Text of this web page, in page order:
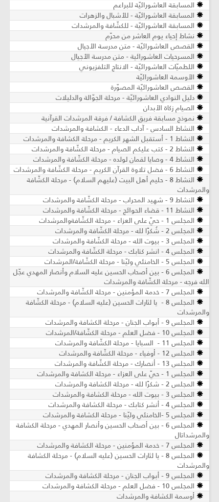
المسابقة العاشورائيّة للبراعم
المسابقة العاشورائيّة - للأشبال والزهرات
المسابقة العاشورائيّة - للكشّافة والمرشدات
نشاط إحياء يوم العاشر من محرّم
القصص العاشورائيّة - متن مدرسة الأجيال
المسرحيات العاشورائية - متن مدرسة الأجيال
اللطميّات العاشورائيّة - الانتاج التلفزيوني
الأوسمة العاشورائيّة
القصص العاشورائيّة المصوّرة
دليل النوادي العاشورائيّة - مرحلة الجوّالة والدليلات
الصيام زكاة الأبدان
نموذج مسابقة فريق الكشافة / فرقة المرشدات القرآنية
النشاط السادس - آداب الدعاء - الكشافة والمرشدات
النشاط 1 - أستقبل الشهر الكريم - مرحلة الكشافة والمرشدات
النشاط 2 - كتب عليكم الصيام - مرحلة الكشّافة والمرشدات
النشاط 4 - وصايا لقمان لولده - مرحلة الكشّافة والمرشدات
النشاط 6 - فضل تلاوة القرآن الكريم - مرحلة الكشّافة والمرشدات
النشاط 8 - حليم أهل البيت (عليهم السلام) - مرحلة الكشّافة
والمرشدات
النشاط 9 - شهيد المحراب - مرحلة الكشّافة والمرشدات
النشاط 11 - قضاء الحوائج - مرحلة الكشّافة والمرشدات
المجلس 1 - حيّ على العزاء - مرحلة الكشّافةوالمرشدات
المجلس 2 - شُكرًا لله - مرحلة الكشّافة والمرشدات
المجلس 3 - بيوت الله - مرحلة الكشّافة والمرشدات
المجلس 4 - انشر كتابك - مرحلة الكشّافة والمرشدات
المجلس 5 - الخامنئي وليّنا - مرحلة الكشّافة/المرشدات
المجلس 6 - بين أصحاب الحسين عليه السلام وأنصار المهدي عجّل
الله فرجه - مرحلة الكشّافة والمرشدات
المجلس 7 - خدمة المؤمنين - مرحلة الكشّافة والمرشدات
المجلس 8 - يا لثارات الحسين (عليه السلام) - مرحلة الكشّافة
والمرشدات
المجلس 9 - أبواب الجنان - مرحلة الكشافة والمرشدات
المجلس 10 - فضل العلم - مرحلة الكشّافة/المرشدات
المجلس 11 - السبايا - مرحلة الكشّافة والمرشدات
المجلس 12 - أوفياء - مرحلة الكشّافة والمرشدات
المجلس 13 - أنصارك - مرحلة الكشّافة والمرشدات
المجلس 1 - حيّ على العزاء - مرحلة الكشافة والمرشدات
المجلس 2 - شكرًا لله - مرحلة الكشافة والمرشدات
المجلس 3 - بيوت الله - مرحلة الكشافة والمرشدات
المجلس 4 - أنشر كتابك - مرحلة الكشافة والمرشدات
المجلس 5 -الخامنئي وليّنا - مرحلة الكشافة والمرشدات
المجلس 6 - بين أصحاب الحسين وأنصار المهدي - مرحلة الكشافة
والمرشداتال
المجلس 7 - خدمة المؤمنين - مرحلة الكشافة والمرشدات
المجلس 8 - يا لثارات الحسين (عليه السلام) - مرحلة الكشافة
والمرشدات
المجلس 9 - أبواب الجنان - مرحلة الكشافة والمرشدات
المجلس 10 - فضل العلم - مرحلة الكشافة والمرشدات
أوسمة الكشافة والمرشدات